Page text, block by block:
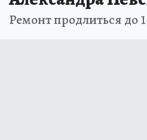
Ремонт продлиться до